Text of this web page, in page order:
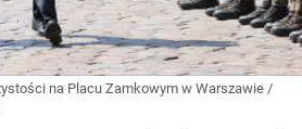
na Placu Zamkowym w Warszawie /